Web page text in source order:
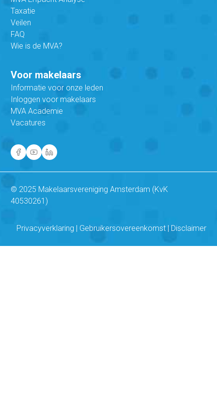
Taxatie
Veilen
FAQ
Wie is de MVA?
Voor makelaars
Informatie voor onze leden
Inloggen voor makelaars
MVA Academie
Vacatures
© 2025 Makelaarsvereniging Amsterdam (KvK
40530261)
Privacyverklaring Gebruikersovereenkomst Disclaimer